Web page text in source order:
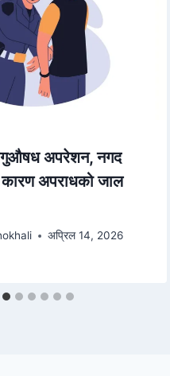
अपरेशन, नगद
अपराधको जाल
अप्रिल 14, 2026